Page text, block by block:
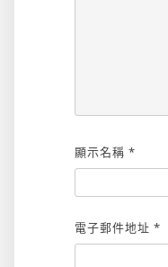
顯示名稱 *
電子郵件地址 *